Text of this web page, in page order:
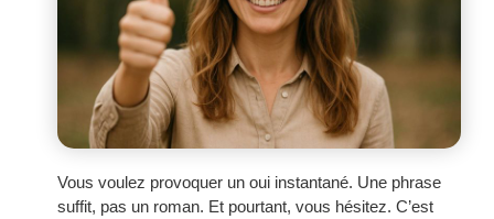
Vous voulez provoquer un oui instantané. Une phrase
suffit, pas un roman. Et pourtant, vous hésitez. C’est